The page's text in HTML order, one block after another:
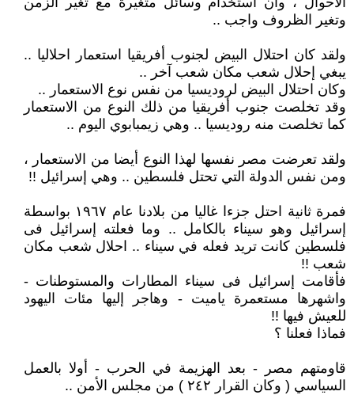
وتغير الظروف واجب ..
ولقد كان احتلال البيض لجنوب أفريقيا استعمار احلاليا ..
يبغي إحلال شعب مكان شعب آخر ..
وكان احتلال البيض لروديسيا من نفس نوع الاستعمار ..
وقد تخلصت جنوب أفريقيا من ذلك النوع من الاستعمار
كما تخلصت منه روديسيا .. وهي زيمبابوي اليوم ..
ولقد تعرضت مصر نفسها لهذا النوع أيضا من الاستعمار ،
ومن نفس الدولة التي تحتل فلسطين .. وهي إسرائيل !!
فمرة ثانية احتل جزءا غاليا من بلادنا عام ١٩٦٧ بواسطة
إسرائيل وهو سيناء بالكامل .. وما فعلته إسرائيل فى
فلسطين كانت تريد فعله في سيناء .. احلال شعب مكان
شعب !!
فأقامت إسرائيل فى سيناء المطارات والمستوطنات -
واشهرها مستعمرة ياميت - وهاجر إليها مئات اليهود
للعيش فيها !!
فماذا فعلنا ؟
قاومتهم مصر - بعد الهزيمة في الحرب - أولا بالعمل
السياسي ( وكان القرار ٢٤٢ ) من مجلس الأمن ..